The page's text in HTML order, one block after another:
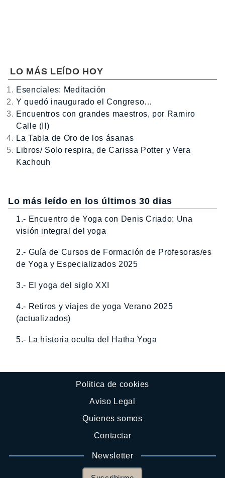
LO MÁS LEÍDO HOY
Esenciales: Meditación
Y quedó inaugurado el Congreso…
Encuentros con grandes maestros, por Ramiro
Calle (II)
La Tabla de Oro de los ásanas
Libros/ Solo respira, de Carissa Potter y Vera
Kachouh
Lo más leído en los últimos 30 dias
1.- Encuentro de Yoga con Denis Criado: Una
visión integral del yoga
2.- Guía de Cursos de Formación de Profesoras/es
de Yoga y Especializados 2025
3.- El yoga del siglo XXI
4.- Retiros y viajes de yoga Verano 2025
(actualizados)
5.- La historia oculta del Hatha Yoga
Politica de cookies
Aviso Legal
Quienes somos
Contactar
Newsletter